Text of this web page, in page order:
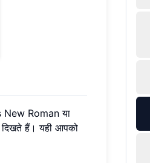
New Roman या
दिखते हैं। यही आपको